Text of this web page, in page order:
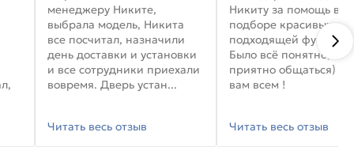
менеджеру Никите,
выбрала модель, Никита
все посчитал, назначили
день доставки и установки
и все сотрудники приехали
вовремя. Дверь устан...
Читать весь отзыв
Никиту за помощь в
подборе красивых
подходящей
Было всё понятно, и
приятно общаться)
вам всем !
Читать весь отзыв